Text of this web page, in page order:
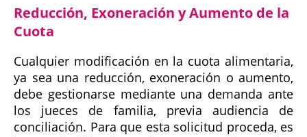
Reducción, Exoneración y Aumento de la
Cuota
Cualquier modificación en la cuota alimentaria,
ya sea una reducción, exoneración o aumento,
debe gestionarse mediante una demanda ante
los jueces de familia, previa audiencia de
conciliación. Para que esta solicitud proceda, es